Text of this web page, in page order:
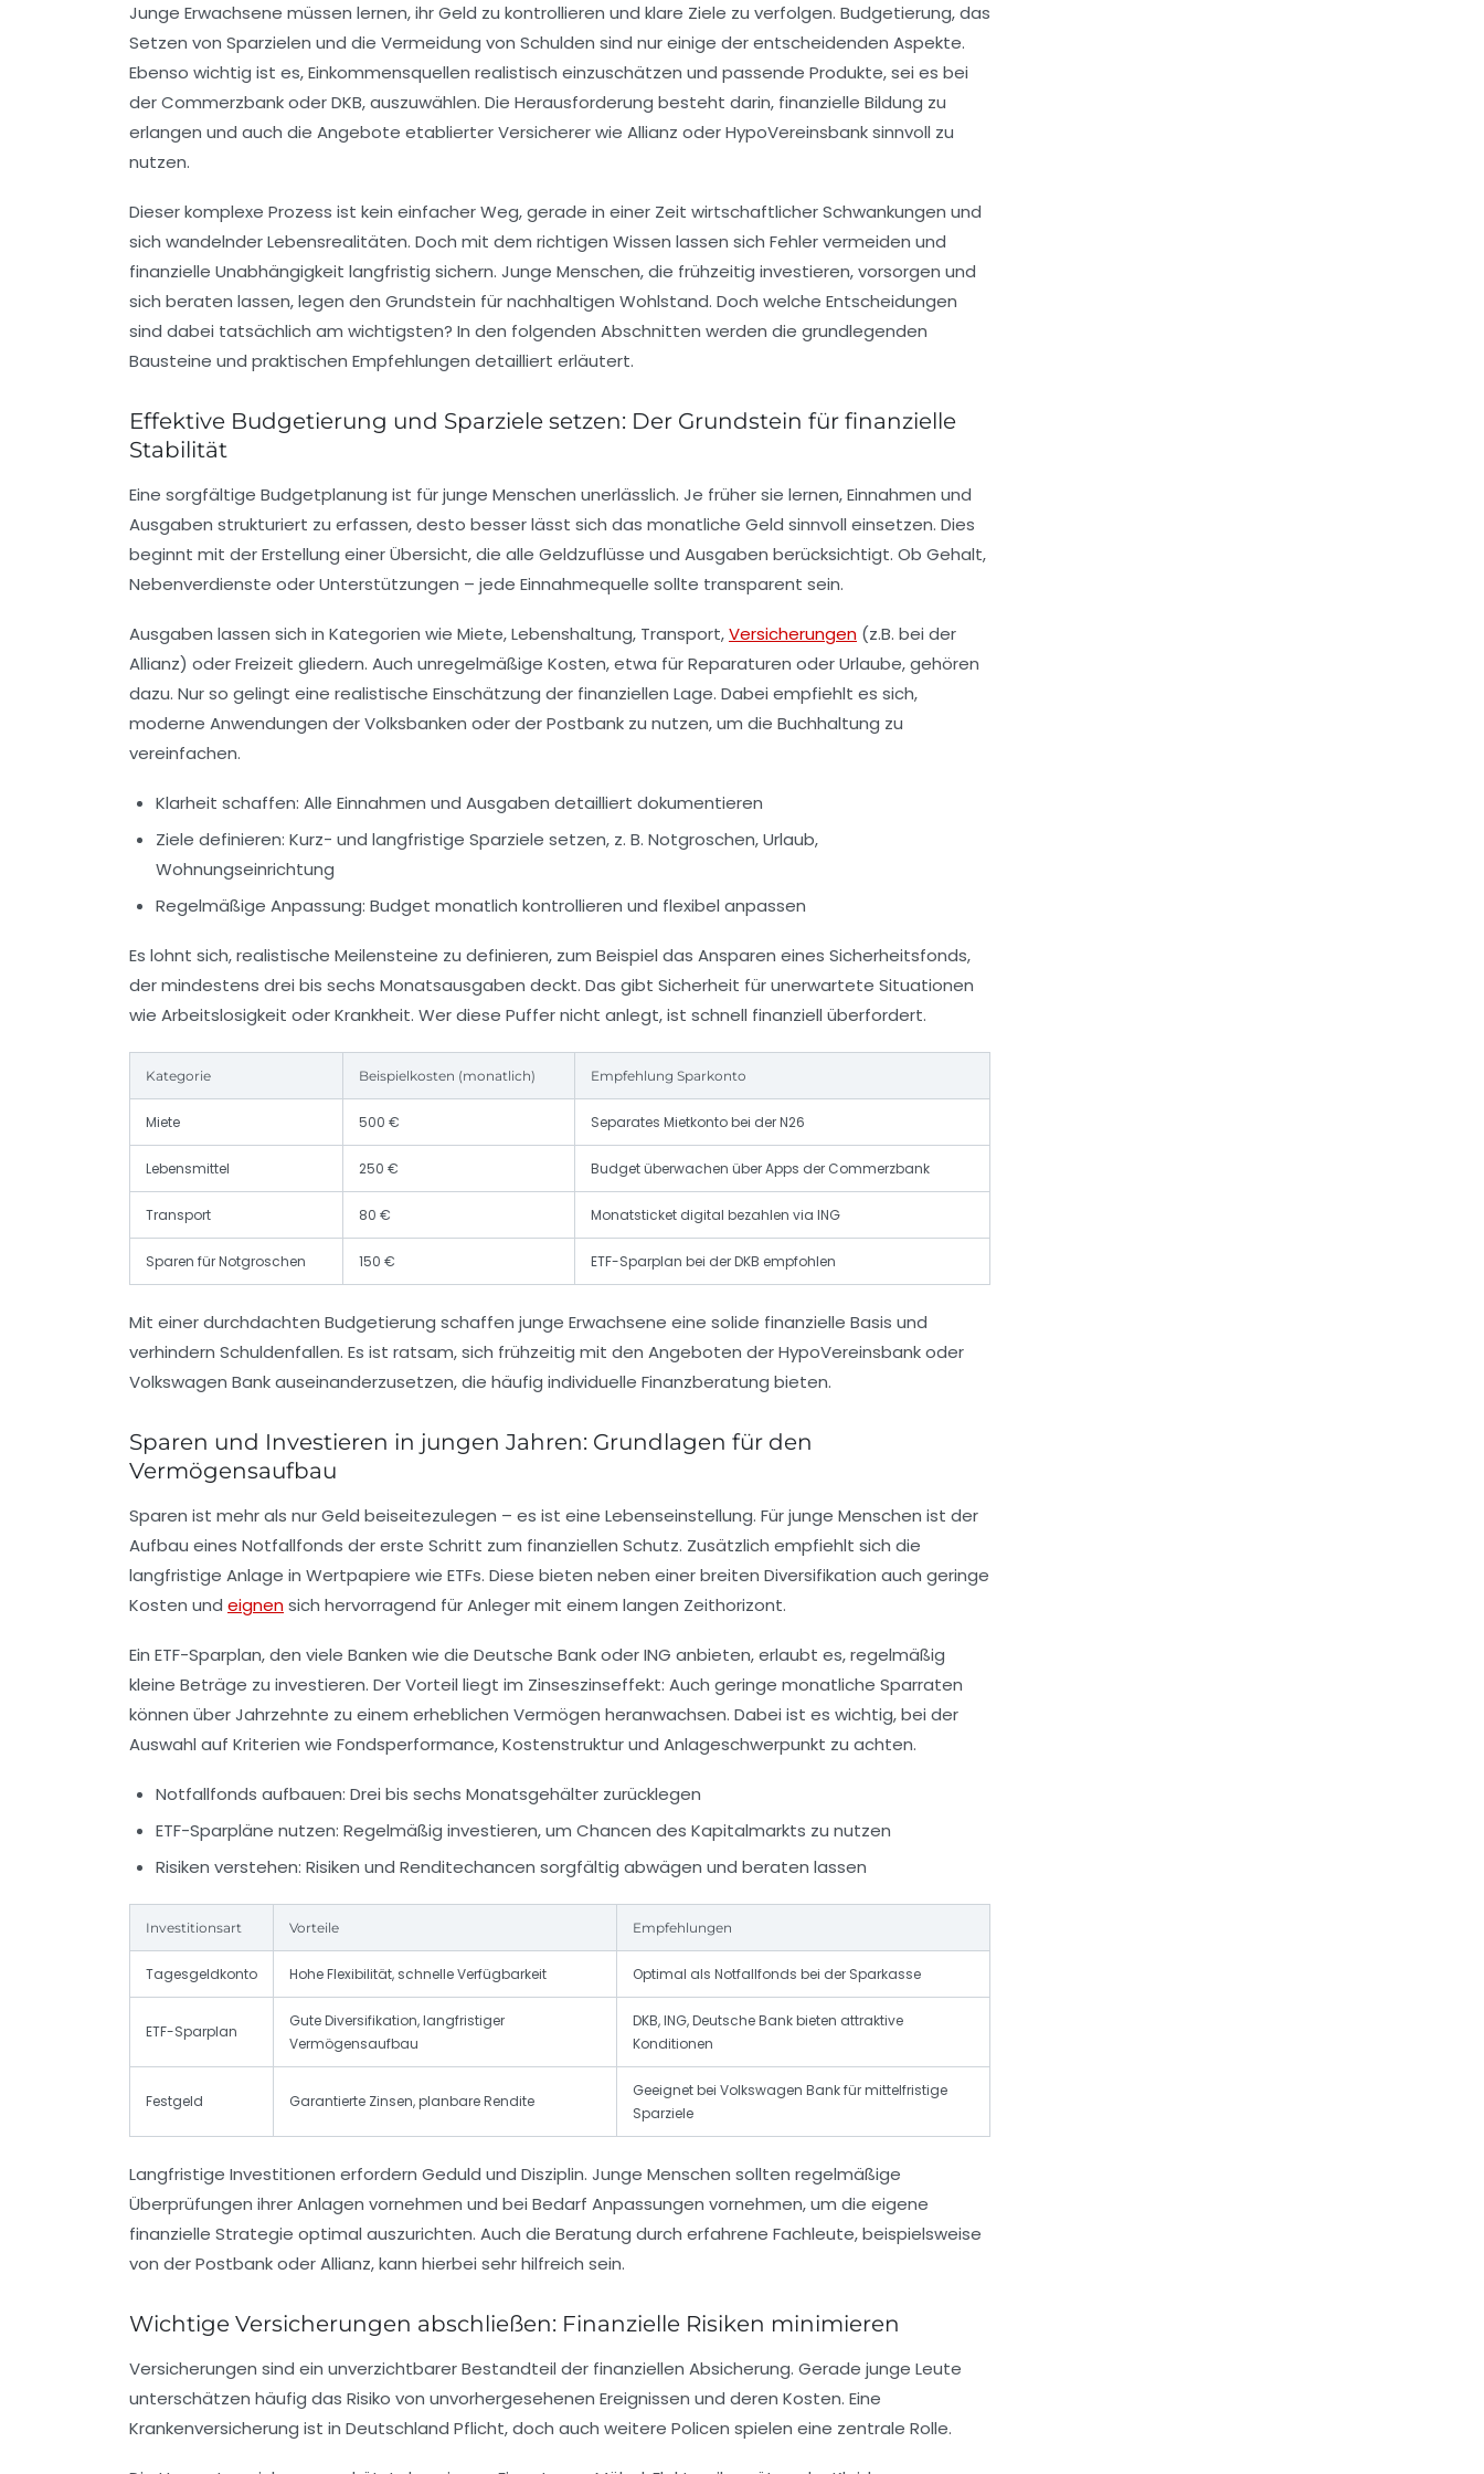
Junge Erwachsene müssen lernen, ihr Geld zu kontrollieren und klare Ziele zu verfolgen. Budgetierung, das
Setzen von Sparzielen und die Vermeidung von Schulden sind nur einige der entscheidenden Aspekte.
Ebenso wichtig ist es, Einkommensquellen realistisch einzuschätzen und passende Produkte, sei es bei
der Commerzbank oder DKB, auszuwählen. Die Herausforderung besteht darin, finanzielle Bildung zu
erlangen und auch die Angebote etablierter Versicherer wie Allianz oder HypoVereinsbank sinnvoll zu
nutzen.
Dieser komplexe Prozess ist kein einfacher Weg, gerade in einer Zeit wirtschaftlicher Schwankungen und
sich wandelnder Lebensrealitäten. Doch mit dem richtigen Wissen lassen sich Fehler vermeiden und
finanzielle Unabhängigkeit langfristig sichern. Junge Menschen, die frühzeitig investieren, vorsorgen und
sich beraten lassen, legen den Grundstein für nachhaltigen Wohlstand. Doch welche Entscheidungen
sind dabei tatsächlich am wichtigsten? In den folgenden Abschnitten werden die grundlegenden
Bausteine und praktischen Empfehlungen detailliert erläutert.
Effektive Budgetierung und Sparziele setzen: Der Grundstein für finanzielle
Stabilität
Eine sorgfältige Budgetplanung ist für junge Menschen unerlässlich. Je früher sie lernen, Einnahmen und
Ausgaben strukturiert zu erfassen, desto besser lässt sich das monatliche Geld sinnvoll einsetzen. Dies
beginnt mit der Erstellung einer Übersicht, die alle Geldzuflüsse und Ausgaben berücksichtigt. Ob Gehalt,
Nebenverdienste oder Unterstützungen – jede Einnahmequelle sollte transparent sein.
Ausgaben lassen sich in Kategorien wie Miete, Lebenshaltung, Transport,Versicherungen (z.B. bei der
Allianz) oder Freizeit gliedern. Auch unregelmäßige Kosten, etwa für Reparaturen oder Urlaube, gehören
dazu. Nur so gelingt eine realistische Einschätzung der finanziellen Lage. Dabei empfiehlt es sich,
moderne Anwendungen der Volksbanken oder der Postbank zu nutzen, um die Buchhaltung zu
vereinfachen.
Klarheit schaffen: Alle Einnahmen und Ausgaben detailliert dokumentieren
Ziele definieren: Kurz- und langfristige Sparziele setzen, z. B. Notgroschen, Urlaub,
Wohnungseinrichtung
Regelmäßige Anpassung: Budget monatlich kontrollieren und flexibel anpassen
Es lohnt sich, realistische Meilensteine zu definieren, zum Beispiel das Ansparen eines Sicherheitsfonds,
der mindestens drei bis sechs Monatsausgaben deckt. Das gibt Sicherheit für unerwartete Situationen
wie Arbeitslosigkeit oder Krankheit. Wer diese Puffer nicht anlegt, ist schnell finanziell überfordert.
Kategorie Beispielkosten (monatlich) Empfehlung Sparkonto
Miete 500 € Separates Mietkonto bei der N26
Lebensmittel 250 € Budget überwachen über Apps der Commerzbank
Transport 80 € Monatsticket digital bezahlen via ING
Sparen für Notgroschen 150 € ETF-Sparplan bei der DKB empfohlen
Mit einer durchdachten Budgetierung schaffen junge Erwachsene eine solide finanzielle Basis und
verhindern Schuldenfallen. Es ist ratsam, sich frühzeitig mit den Angeboten der HypoVereinsbank oder
Volkswagen Bank auseinanderzusetzen, die häufig individuelle Finanzberatung bieten.
Sparen und Investieren in jungen Jahren: Grundlagen für den
Vermögensaufbau
Sparen ist mehr als nur Geld beiseitezulegen – es ist eine Lebenseinstellung. Für junge Menschen ist der
Aufbau eines Notfallfonds der erste Schritt zum finanziellen Schutz. Zusätzlich empfiehlt sich die
langfristige Anlage in Wertpapiere wie ETFs. Diese bieten neben einer breiten Diversifikation auch geringe
Kosten und eignensich hervorragend für Anleger mit einem langen Zeithorizont.
Ein ETF-Sparplan, den viele Banken wie die Deutsche Bank oder ING anbieten, erlaubt es, regelmäßig
kleine Beträge zu investieren. Der Vorteil liegt im Zinseszinseffekt: Auch geringe monatliche Sparraten
können über Jahrzehnte zu einem erheblichen Vermögen heranwachsen. Dabei ist es wichtig, bei der
Auswahl auf Kriterien wie Fondsperformance, Kostenstruktur und Anlageschwerpunkt zu achten.
Notfallfonds aufbauen: Drei bis sechs Monatsgehälter zurücklegen
ETF-Sparpläne nutzen: Regelmäßig investieren, um Chancen des Kapitalmarkts zu nutzen
Risiken verstehen: Risiken und Renditechancen sorgfältig abwägen und beraten lassen
Investitionsart Vorteile Empfehlungen
Tagesgeldkonto Hohe Flexibilität, schnelle Verfügbarkeit Optimal als Notfallfonds bei der Sparkasse
ETF-Sparplan
Gute Diversifikation, langfristiger
Vermögensaufbau
DKB, ING, Deutsche Bank bieten attraktive
Konditionen
Festgeld Garantierte Zinsen, planbare Rendite
Geeignet bei Volkswagen Bank für mittelfristige
Sparziele
Langfristige Investitionen erfordern Geduld und Disziplin. Junge Menschen sollten regelmäßige
Überprüfungen ihrer Anlagen vornehmen und bei Bedarf Anpassungen vornehmen, um die eigene
finanzielle Strategie optimal auszurichten. Auch die Beratung durch erfahrene Fachleute, beispielsweise
von der Postbank oder Allianz, kann hierbei sehr hilfreich sein.
Wichtige Versicherungen abschließen: Finanzielle Risiken minimieren
Versicherungen sind ein unverzichtbarer Bestandteil der finanziellen Absicherung. Gerade junge Leute
unterschätzen häufig das Risiko von unvorhergesehenen Ereignissen und deren Kosten. Eine
Krankenversicherung ist in Deutschland Pflicht, doch auch weitere Policen spielen eine zentrale Rolle.